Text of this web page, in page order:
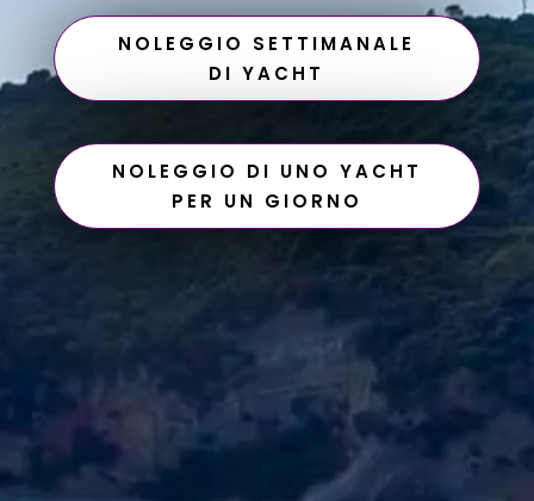
NOLEGGIO SETTIMANALE
DI YACHT
NOLEGGIO DI UNO YACHT
PER UN GIORNO